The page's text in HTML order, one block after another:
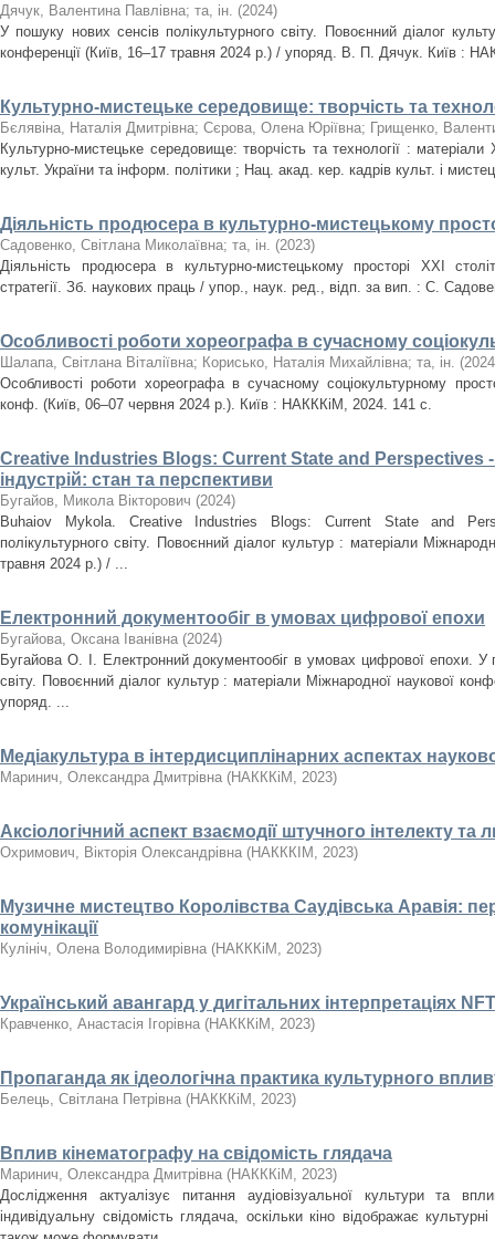
Дячук, Валентина Павлівна; та, ін. (2024)
У пошуку нових сенсів полікультурного світу. Повоєнний діалог
конференції (Київ, 16–17 травня 2024 р.) / упоряд. В. П. Дячук. Київ :
Культурно-мистецьке середовище: творчість та
Бєлявіна, Наталія Дмитрівна; Сєрова, Олена Юріївна; Грищенко,
Культурно-мистецьке середовище: творчість та технології :
культ. України та інформ. політики ; Нац. акад. кер. кадрів культ. і
Діяльність продюсера в культурно-мистецькому
Садовенко, Світлана Миколаївна; та, ін. (2023)
Діяльність продюсера в культурно-мистецькому просторі ХХІ
стратегії. Зб. наукових праць / упор., наук. ред., відп. за вип. : С.
Особливості роботи хореографа в сучасному
Шалапа, Світлана Віталіївна; Корисько, Наталія Михайлівна; та, ін. (2024
Особливості роботи хореографа в сучасному соціокультурному
конф. (Київ, 06–07 червня 2024 р.). Київ : НАКККіМ, 2024. 141 с.
Creative Industries Blogs: Current State and Perspectives
індустрій: стан та перспективи
Бугайов, Микола Вікторович (2024)
Buhaiov Mykola. Creative Industries Blogs: Current State and
полікультурного світу. Повоєнний діалог культур : матеріали
травня 2024 р.) / ...
Електронний документообіг в умовах цифрової епохи
Бугайова, Оксана Іванівна (2024)
Бугайова О. І. Електронний документообіг в умовах цифрової епохи. У
світу. Повоєнний діалог культур : матеріали Міжнародної наукової
упоряд. ...
Медіакультура в інтердисциплінарних аспектах
Маринич, Олександра Дмитрівна (НАКККіМ , 2023)
Аксіологічний аспект взаємодії штучного інтелекту та
Охримович, Вікторія Олександрівна (НАКККІМ , 2023)
Музичне мистецтво Королівства Саудівська Аравія:
комунікації
Кулініч, Олена Володимирівна (НАКККіМ , 2023)
Український авангард у дигітальних інтерпретаціях NFT
Кравченко, Анастасія Ігорівна (НАКККіМ , 2023)
Пропаганда як ідеологічна практика культурного
Белець, Світлана Петрівна (НАКККіМ , 2023)
Вплив кінематографу на свідомість глядача
Маринич, Олександра Дмитрівна (НАКККіМ , 2023)
Дослідження актуалізує питання аудіовізуальної культури та
індивідуальну свідомість глядача, оскільки кіно відображає